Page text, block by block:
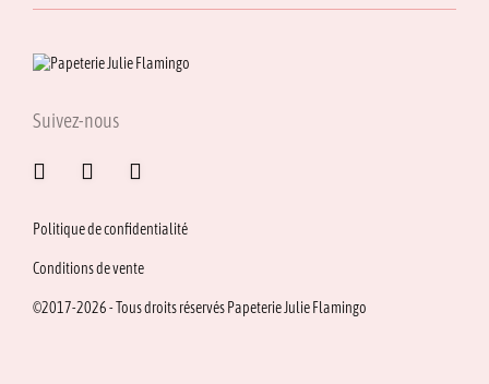
Suivez-nous
Politique de confidentialité
Conditions de vente
©2017-2026 - Tous droits réservés Papeterie Julie Flamingo